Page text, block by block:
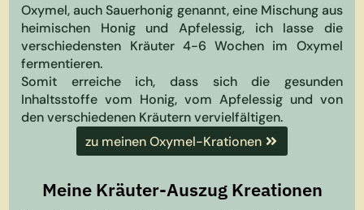
Oxymel, auch Sauerhonig genannt, eine Mischung aus
heimischen Honig und Apfelessig, ich lasse die
verschiedensten Kräuter 4-6 Wochen im Oxymel
fermentieren.
Somit erreiche ich, dass sich die gesunden
Inhaltsstoffe vom Honig, vom Apfelessig und von
den verschiedenen Kräuternvervielfältigen.
zu meinen Oxymel-Krationen
Meine Kräuter-Auszug Kreationen